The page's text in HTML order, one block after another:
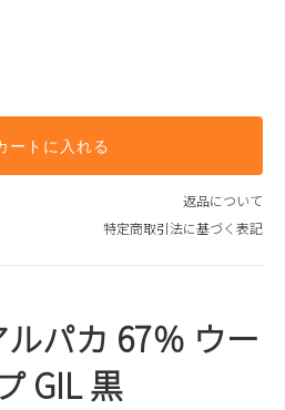
ートに入れる
返品について
特定商取引法に基づく表記
パカ 67％ ウー
GIL 黒